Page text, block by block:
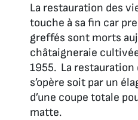
La restauration des
touche à sa fin car
greffés sont morts
châtaigneraie
1955. La restauration
s’opère soit par un
d’une coupe totale
matte.